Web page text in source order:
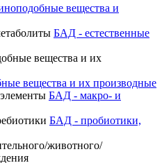
вещества и
БАД - естественные
вещества и их производные
БАД - макро- и
БАД - пробиотики,